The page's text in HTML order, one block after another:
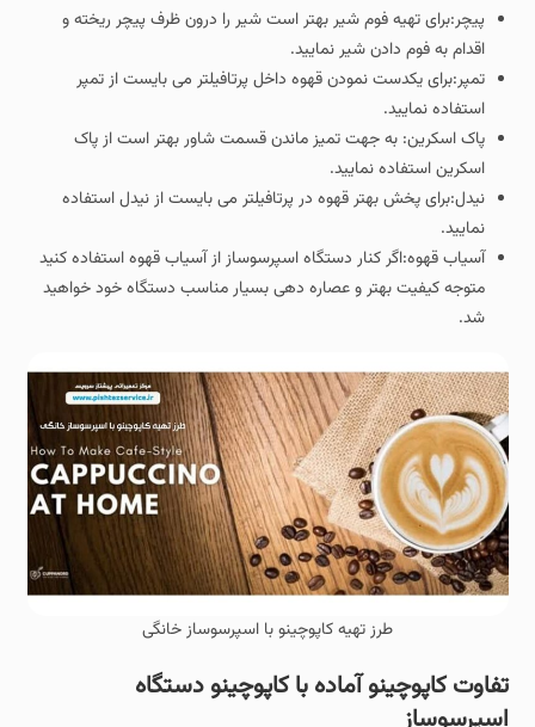
پیچر:برای تهیه فوم شیر بهتر است شیر را درون ظرف پیچر ریخته و
اقدام به فوم دادن شیر نمایید.
تمپر:برای یکدست نمودن قهوه داخل پرتافیلتر می بایست از تمپر
استفاده نمایید.
پاک اسکرین: به جهت تمیز ماندن قسمت شاور بهتر است از پاک
اسکرین استفاده نمایید.
نیدل:برای پخش بهتر قهوه در پرتافیلتر می بایست از نیدل استفاده
نمایید.
آسیاب قهوه:اگر کنار دستگاه اسپرسوساز از آسیاب قهوه استفاده کنید
متوجه کیفیت بهتر و عصاره دهی بسیار مناسب دستگاه خود خواهید
شد.
طرز تهیه کاپوچینو با اسپرسوساز خانگی
تفاوت کاپوچینو آماده با کاپوچینو دستگاه